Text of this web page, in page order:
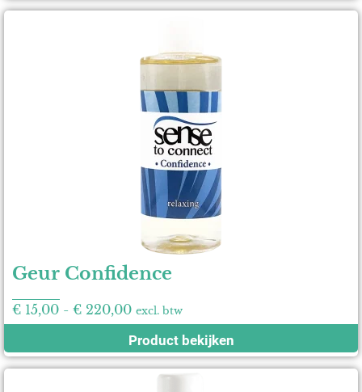
Geur Confidence
€ 15,00 - € 220,00 excl. btw
Product bekijken